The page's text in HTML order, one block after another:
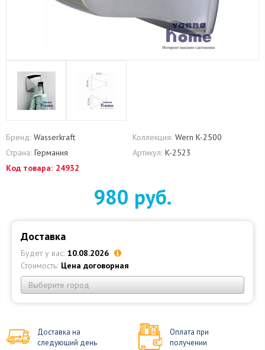
Бренд: Wasserkraft Коллекция: Wern K-2500
Страна: Германия Артикул: K-2523
Код товара: 24932
980 руб.
Доставка
Будет у вас: 10.08.2026
Стоимость: Цена договорная
Выберите город
Доставка на
следующий день
Оплата при
получении